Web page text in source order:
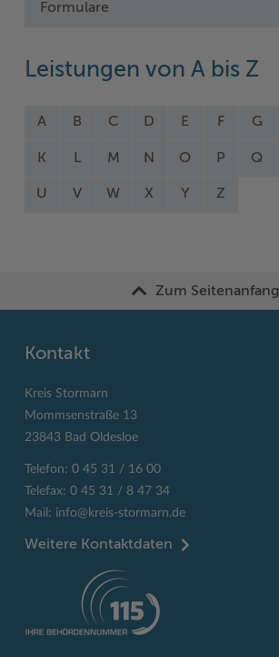
Formulare
Leistungen von A bis Z
A B C D E F G
K L M N O P Q
U V W X Y Z
Zum Seitenanfang
Kontakt
Kreis Stormarn
Mommsenstraße 13
23843 Bad Oldesloe
Telefon: 0 45 31 / 16 00
Telefax: 0 45 31 / 8 47 34
Mail: info@kreis-stormarn.de
Weitere Kontaktdaten